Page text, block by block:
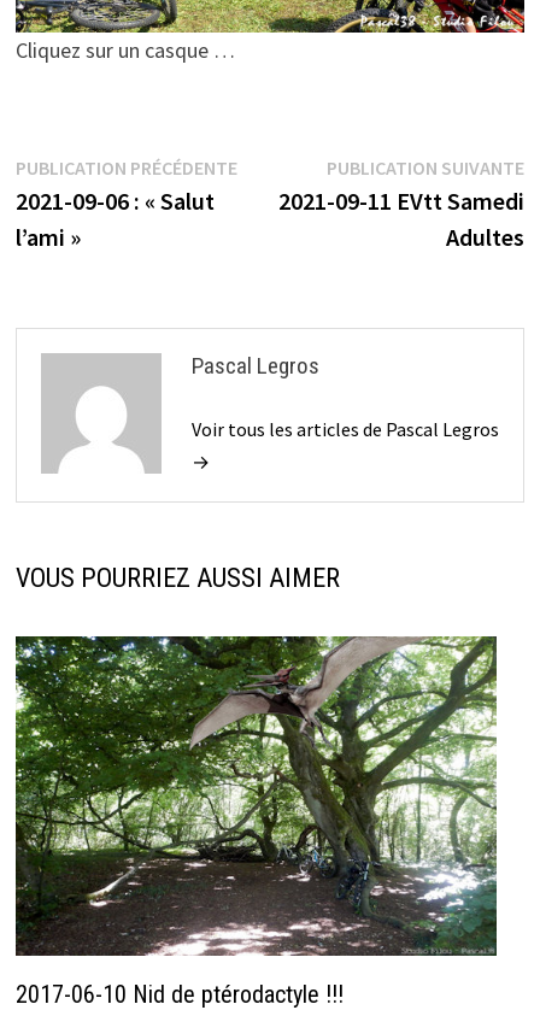
Cliquez sur un casque …
Navigation
de
PUBLICATION PRÉCÉDENTEPublication
précédente :
2021-09-06 : « Salut
l’ami »
PUBLICATION SUIVANTE
2021-09-11 EVtt Samedi
Adultes
Pascal Legros
Voir tous les articles de Pascal Legros
→
VOUS POURRIEZ AUSSI AIMER
2017-06-10 Nid de ptérodactyle !!!